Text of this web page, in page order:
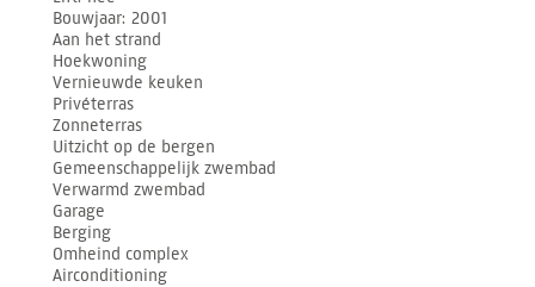
Bouwjaar 2001
Aan het strand
Hoekwoning
Vernieuwde keuken
Privéterras
Zonneterras
Uitzicht op de bergen
Gemeenschappelijk zwembad
Verwarmd zwembad
Garage
Berging
Omheind complex
Airconditioning